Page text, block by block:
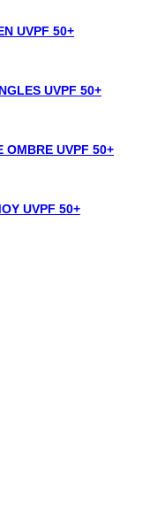
UVPF 50+
UVPF 50+
UVPF 50+
UVPF 50+